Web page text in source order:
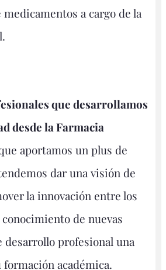
a cargo de la
que desarrollamos
desde la Farmacia
aportamos un plus de
dar una visión de
la innovación entre los
de nuevas
profesional una
académica.